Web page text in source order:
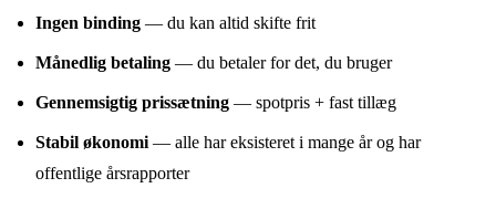
Ingen binding — du kan altid skifte frit
Månedlig betaling — du betaler for det, du bruger
Gennemsigtig prissætning — spotpris + fast tillæg
Stabil økonomi — alle har eksisteret i mange år og har
offentlige årsrapporter